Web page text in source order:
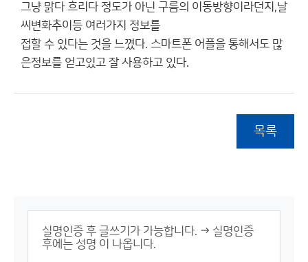
그냥 맑다 흐리다 정도가 아닌 구름의 이동방향이라던지,날
씨변화추이등 여러가지 정보를
접할 수 있다는 것을 느꼈다. 스마트폰 어플을 통해서도 많
은정보를 얻고있고 잘 사용하고 있다.
목록